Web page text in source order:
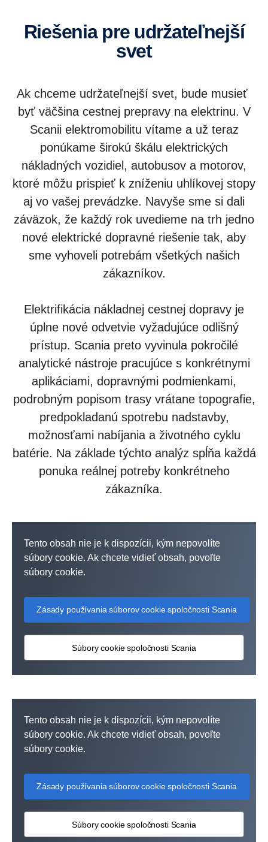
riešenia pre udržateľnejší
svet
Ak chceme udržateľnejší svet, bude musieť
byť väčšina cestnej prepravy na elektrinu. V
Scanii elektromobilitu vítame a už teraz
ponúkame širokú škálu elektrických
nákladných vozidiel, autobusov a motorov,
ktoré môžu prispieť k zníženiu uhlíkovej stopy
aj vo vašej prevádzke. Navyše sme si dali
záväzok, že každý rok uvedieme na trh jedno
nové elektrické dopravné riešenie tak, aby
sme vyhoveli potrebám všetkých našich
zákazníkov.
Elektrifikácia nákladnej cestnej dopravy je
úplne nové odvetvie vyžadujúce odlišný
prístup. Scania preto vyvinula pokročilé
analytické nástroje pracujúce s konkrétnymi
aplikáciami, dopravnými podmienkami,
podrobným popisom trasy vrátane topografie,
predpokladanú spotrebu nadstavby,
možnosťami nabíjania a životného cyklu
batérie. Na základe týchto analýz spĺňa každá
ponuka reálnej potreby konkrétneho
zákazníka.
Tento obsah nie je k dispozícii, kým nepovolíte
súbory cookie. Ak chcete vidieť obsah, povoľte
súbory cookie.
Zásady používania súborov cookie spoločnosti Scania
Súbory cookie spoločnosti Scania
Tento obsah nie je k dispozícii, kým nepovolíte
súbory cookie. Ak chcete vidieť obsah, povoľte
súbory cookie.
Zásady používania súborov cookie spoločnosti Scania
Súbory cookie spoločnosti Scania